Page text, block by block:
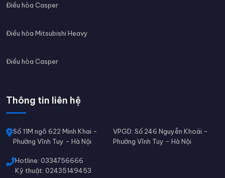
Điều hòa Casper
Điều hòa Mitsubishi Heavy
Điều hòa Casper
Thông tin liên hệ
Số 11M ngõ 622 Minh Khai -
Phường Vĩnh Tuy - Hà Nội
VPGD: Số 246 Nguyễn Khoái -
Phường Vĩnh Tuy - Hà Nội
Hotline: 0334756666
Kỹ thuật: 02435149453